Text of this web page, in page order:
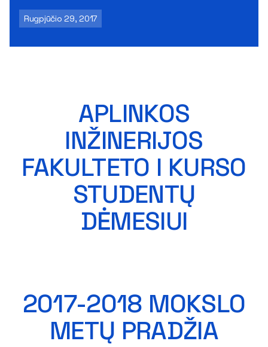
Rugpjūčio 29, 2017
APLINKOS
INŽINERIJOS
FAKULTETO I KURSO
STUDENTŲ
DĖMESIUI
2017-2018 MOKSLO
METŲ PRADŽIA